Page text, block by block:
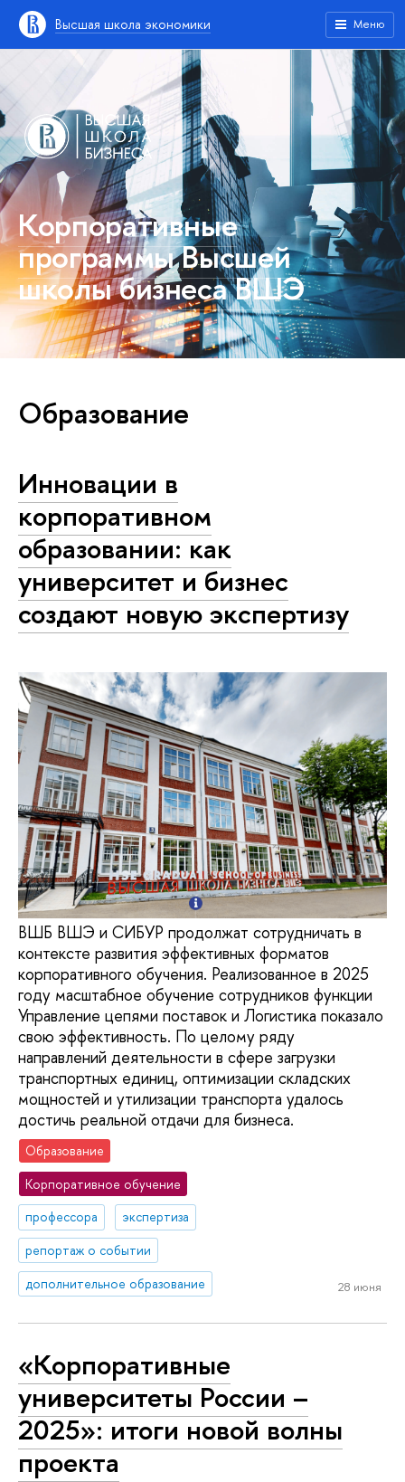
Высшая школа экономики Меню
Корпоративные
программы Высшей
школы бизнеса ВШЭ
Образование
Инновации в
корпоративном
образовании: как
университет и бизнес
создают новую экспертизу
ВШБ ВШЭ и СИБУР продолжат сотрудничать в
контексте развития эффективных форматов
корпоративного обучения. Реализованное в 2025
году масштабное обучение сотрудников функции
Управление цепями поставок и Логистика показало
свою эффективность. По целому ряду
направлений деятельности в сфере загрузки
транспортных единиц, оптимизации складских
мощностей и утилизации транспорта удалось
достичь реальной отдачи для бизнеса.
Образование
Корпоративное обучение
профессора
экспертиза
репортаж о событии
дополнительное образование
28 июня
«Корпоративные
университеты России –
2025»: итоги новой волны
проекта